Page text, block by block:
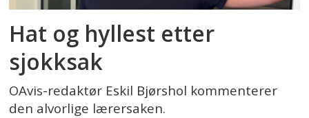
Hat og hyllest etter
sjokksak
OAvis-redaktør Eskil Bjørshol kommenterer
den alvorlige lærersaken.